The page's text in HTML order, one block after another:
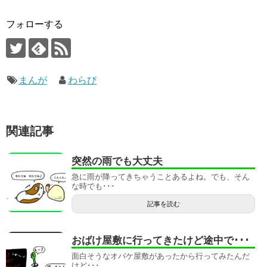
フォローする
まんが わらび
関連記事
突然の雨でも大丈夫
急に雨が降ってきちゃうことあるよね。でも、そん
な時でも･･･
記事を読む
おばけ屋敷に行ってきたけど途中で･･･
面白そうなオバケ屋敷があったから行ってみたんだ